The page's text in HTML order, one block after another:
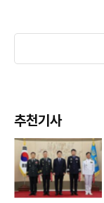
추천기사